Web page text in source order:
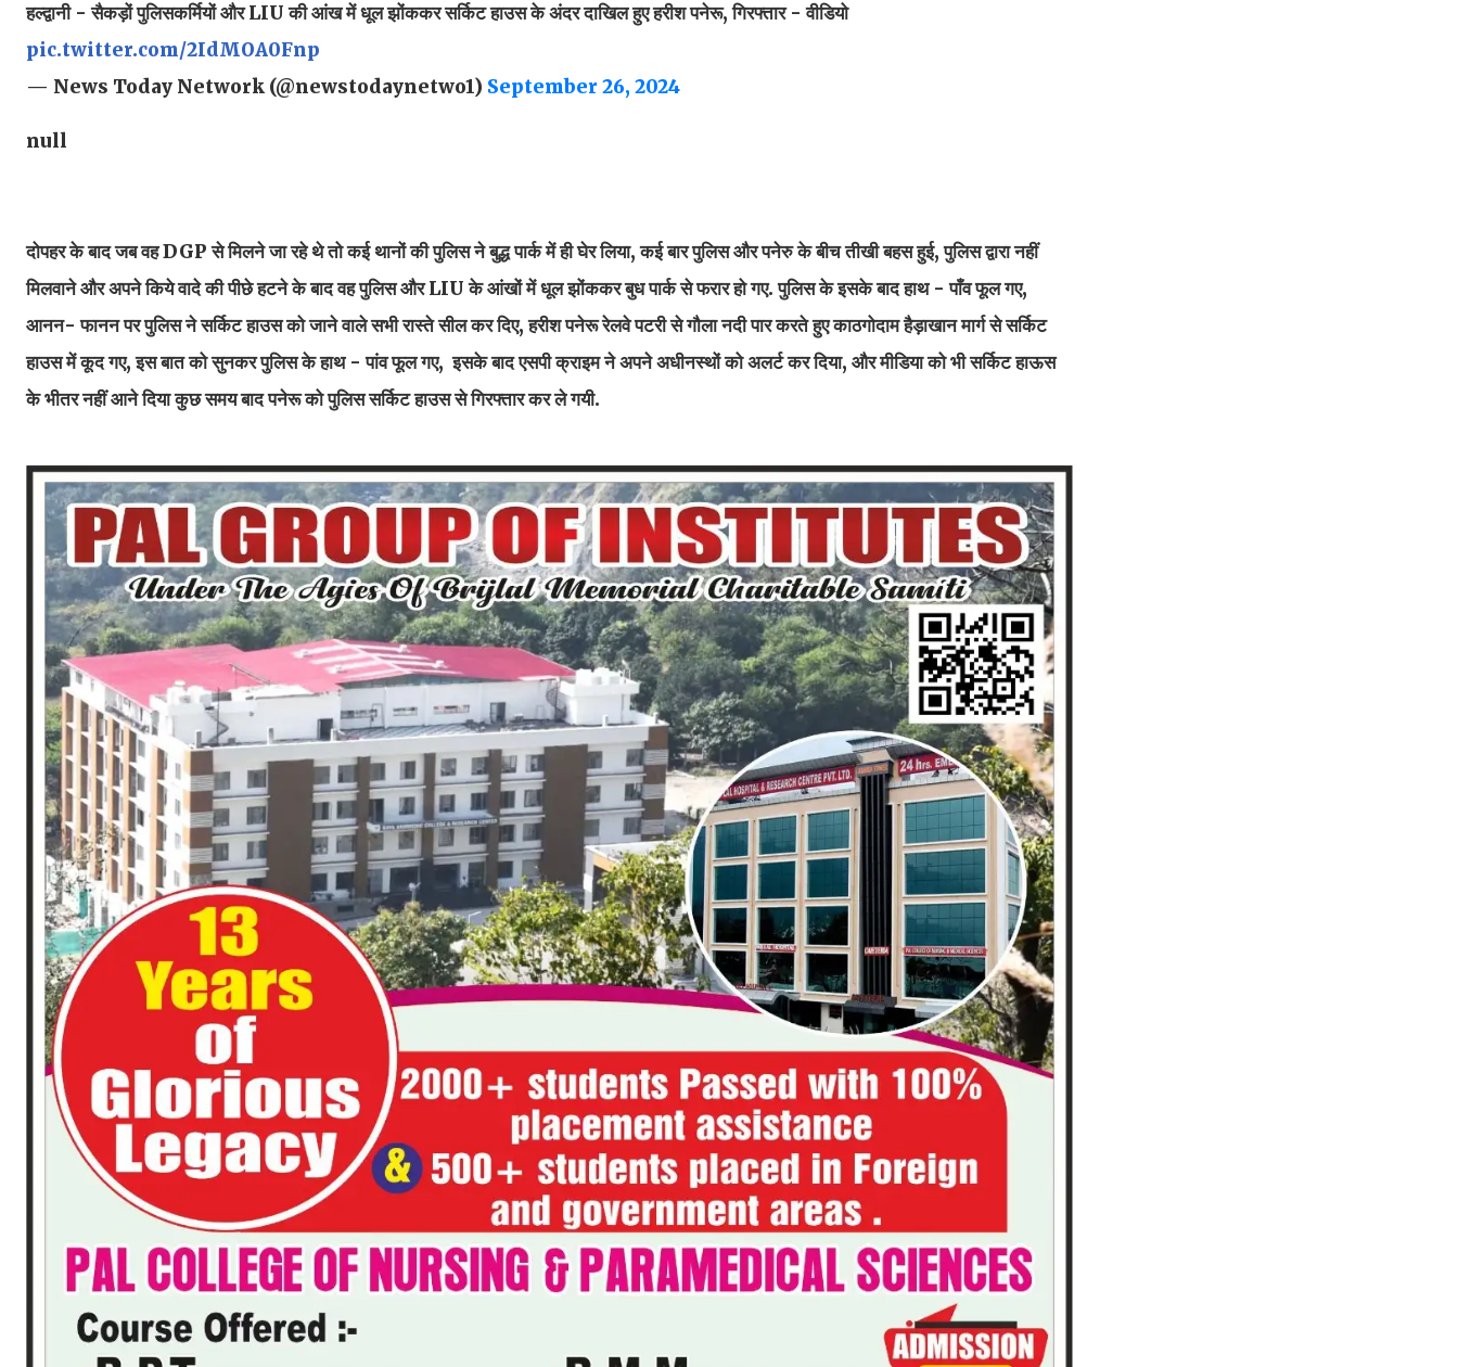
हल्द्वानी - सैकड़ों पुलिसकर्मियों और LIU की आंख में धूल झोंककर सर्किट हाउस के अंदर दाखिल हुए हरीश पनेरू, गिरफ्तार - वीडियो
pic.twitter.com/2IdMOA0Fnp
— News Today Network (@newstodaynetwo1) September 26, 2024
null
दोपहर के बाद जब वह DGP से मिलने जा रहे थे तो कई थानों की पुलिस ने बुद्ध पार्क में ही घेर लिया, कई बार पुलिस और पनेरु के बीच तीखी बहस हुई, पुलिस द्वारा नहीं
मिलवाने और अपने किये वादे की पीछे हटने के बाद वह पुलिस और LIU के आंखों में धूल झोंककर बुध पार्क से फरार हो गए. पुलिस के इसके बाद हाथ - पाँव फूल गए,
आनन- फानन पर पुलिस ने सर्किट हाउस को जाने वाले सभी रास्ते सील कर दिए, हरीश पनेरू रेलवे पटरी से गौला नदी पार करते हुए काठगोदाम हैड़ाखान मार्ग से सर्किट
हाउस में कूद गए, इस बात को सुनकर पुलिस के हाथ - पांव फूल गए, इसके बाद एसपी क्राइम ने अपने अधीनस्थों को अलर्ट कर दिया, और मीडिया को भी सर्किट हाऊस
के भीतर नहीं आने दिया कुछ समय बाद पनेरू को पुलिस सर्किट हाउस से गिरफ्तार कर ले गयी.